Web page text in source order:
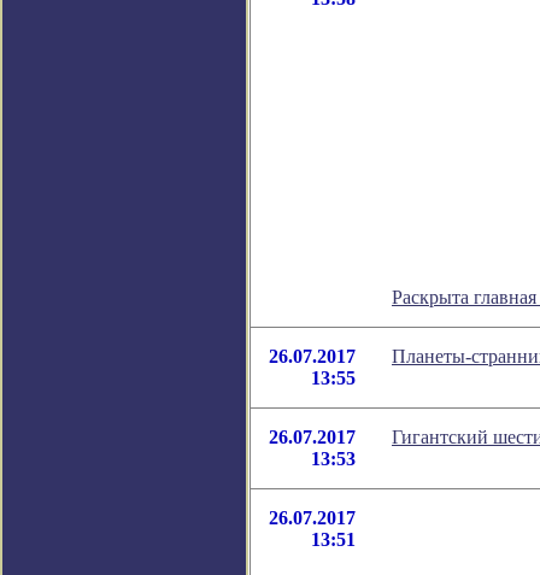
Раскрыта
26.07.2017
13:55
Планеты-
26.07.2017
13:53
Гигантский
26.07.2017
13:51